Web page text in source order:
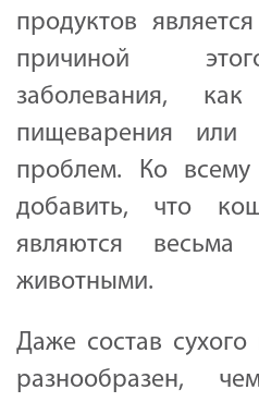
продуктов
причиной
заболевания,
пищеварения или
проблем. Ко всему
добавить, что
являются весьма
животными.
Даже состав
разнообразен,